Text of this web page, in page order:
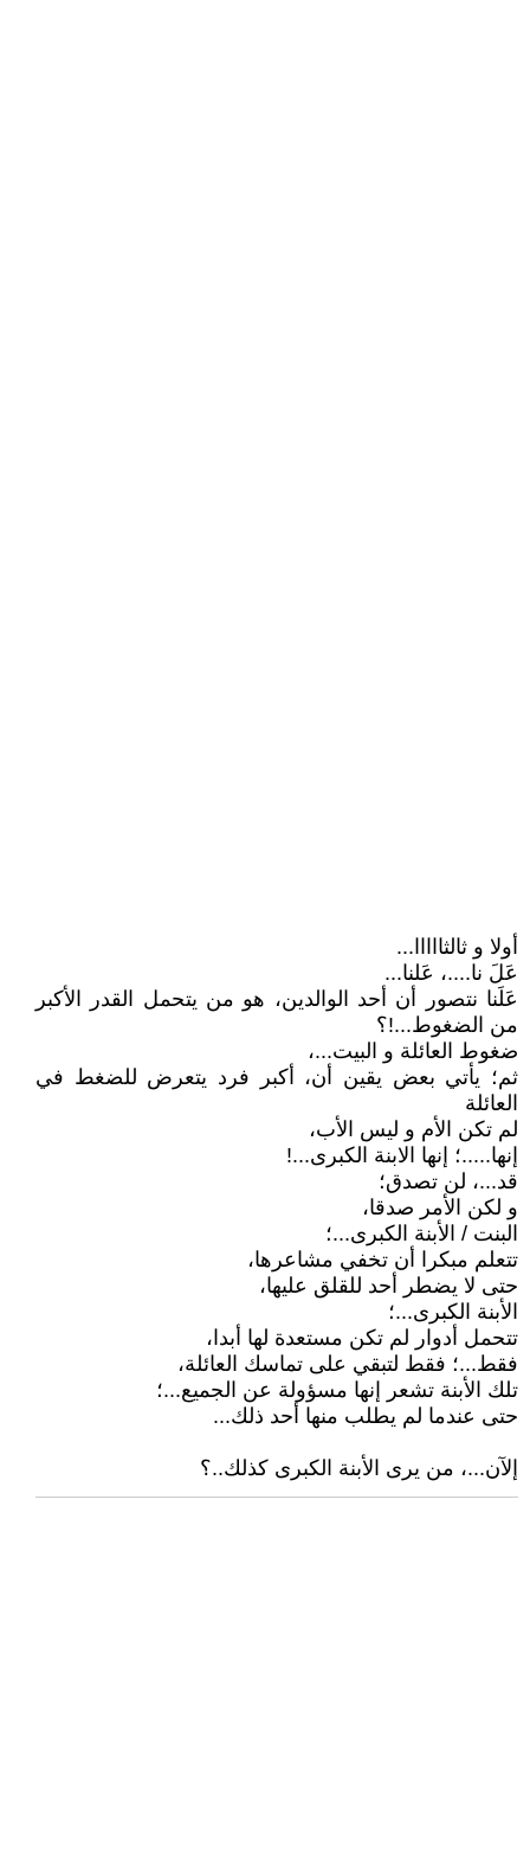
أولا و ثالثااااا...
عَلَ نا....، عَلنا...
عَلَنا نتصور أن أحد الوالدين، هو من يتحمل القدر الأكبر
من الضغوط...!؟
ضغوط العائلة و البيت...،
ثم؛ يأتي بعض يقين أن، أكبر فرد يتعرض للضغط في
العائلة
لم تكن الأم و ليس الأب،
إنها.....؛ إنها الابنة الكبرى...!
قد...، لن تصدق؛
و لكن الأمر صدقا،
البنت / الأبنة الكبرى...؛
تتعلم مبكرا أن تخفي مشاعرها،
حتى لا يضطر أحد للقلق عليها،
الأبنة الكبرى...؛
تتحمل أدوار لم تكن مستعدة لها أبدا،
فقط...؛ فقط لتبقي على تماسك العائلة،
تلك الأبنة تشعر إنها مسؤولة عن الجميع...؛
حتى عندما لم يطلب منها أحد ذلك...
إلآن...، من يرى الأبنة الكبرى كذلك..؟